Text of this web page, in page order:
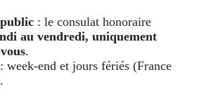
: le consulat honoraire
au vendredi, uniquement
.
: week-end et jours fériés (France